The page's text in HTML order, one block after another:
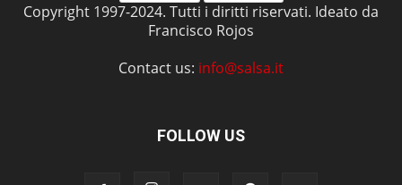
Copyright 1997-2024. Tutti i diritti riservati. Ideato da
Francisco Rojos
Contact us: info@salsa.it
FOLLOW US